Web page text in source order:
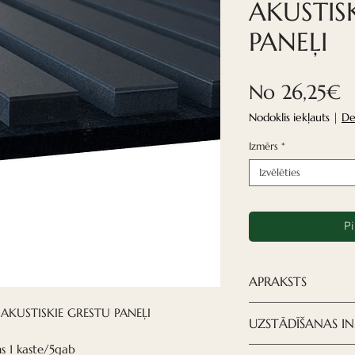
GRESTU PANEĻI
1 kaste/5gab
PANEĻI
No 26,25€
Nodoklis iekļauts |
Izmērs *
Izvēlēties
APRAKSTS
izsmalcināts
UZSTĀDĪŠANAS